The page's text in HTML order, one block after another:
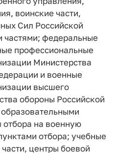
воинские части,
Сил Российской
федеральные
профессиональные
Министерства
и военные
высшего
обороны Российской
отбора на военную
отбора; учебные
центры боевой